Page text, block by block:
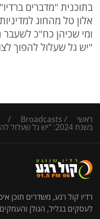
בתוכנית "מדברים
אלון טל מהחוג
ומי שכיהן כח"כ
"יש גל שעלול להפוך
ראשי /
Broadcasts
/
בשנת 2024: "יש גל שעלול להפוך לצונאמי – זאת אזהרת השקמה"
רדיו קול רגע, משדרים תוכן
לעסקים בגליל, הגולן